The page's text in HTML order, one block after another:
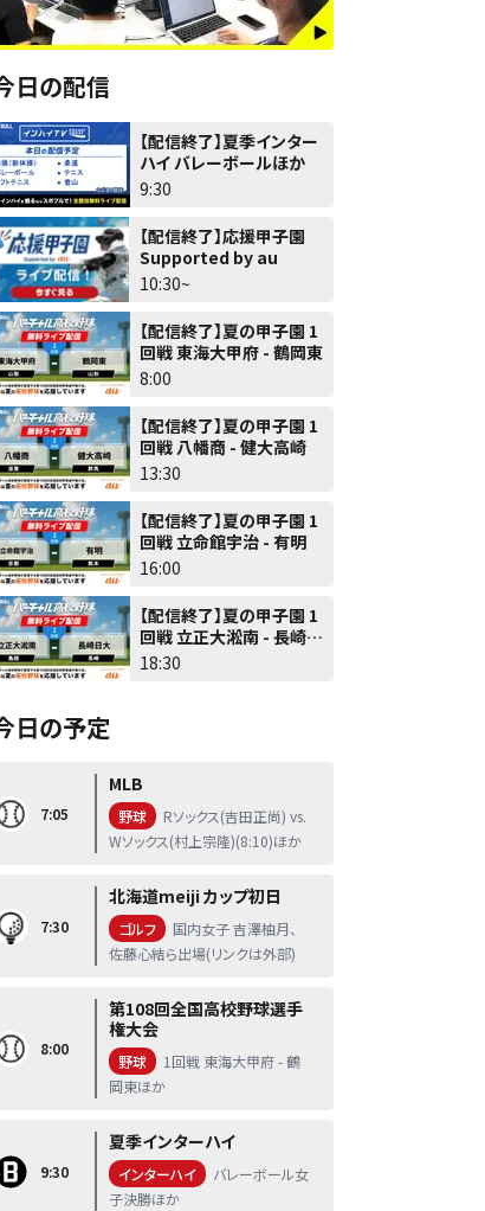
日の配信
【配信終了】夏季インター
ハイ バレーボールほか
9:30
【配信終了】応援甲子園
Supported by au
10:30~
【配信終了】夏の甲子園 1
回戦 東海大甲府 - 鶴岡東
8:00
【配信終了】夏の甲子園 1
回戦 八幡商 - 健大高崎
13:30
【配信終了】夏の甲子園 1
回戦 立命館宇治 - 有明
16:00
【配信終了】夏の甲子園 1
回戦 立正大淞南 - 長崎日
大
18:30
日の予定
7:05
MLB
野球
Rソックス(吉田正尚) vs.
Wソックス(村上宗隆)(8:10)ほか
7:30
北海道meiji カップ初日
ゴルフ
国内女子 吉澤柚月、
佐藤心結ら出場(リンクは外部)
8:00
第108回全国高校野球選手
権大会
野球
1回戦 東海大甲府 - 鶴
岡東ほか
9:30
夏季インターハイ
インターハイ
バレーボール女
子決勝ほか